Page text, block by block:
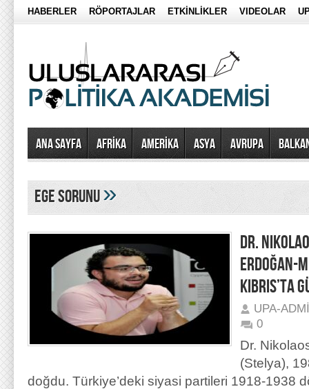
HABERLER RÖPORTAJLAR ETKİNLİKLER VIDEOLAR
Ana Sayfa AFRİKA AMERİKA ASYA AVRUPA
ege sorunu»
DR.
ERDOĞAN-
KIBRIS’TA
UPA-
0
Dr.
(Stelya),
doğdu. Türkiye’deki siyasi partileri 1918-1938